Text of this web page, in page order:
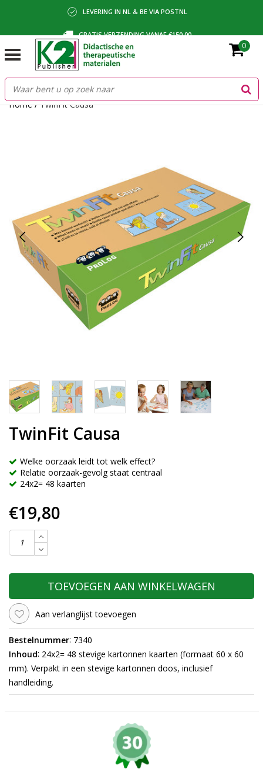
LEVERING IN NL & BE VIA POSTNL
GRATIS VERZENDING VANAF €150,00
BETALING VIA IDEAL, BANCONTACT OF FACTUUR
0
Home/TwinFit Causa
TwinFit Causa
Welke oorzaak leidt tot welk effect?
Relatie oorzaak-gevolg staat centraal
24x2= 48 kaarten
€19,80
TOEVOEGEN AAN WINKELWAGEN
Aan verlanglijst toevoegen
Bestelnummer: 7340
Inhoud: 24x2= 48 stevige kartonnen kaarten (formaat 60 x 60
mm). Verpakt in een stevige kartonnen doos, inclusief
handleiding.